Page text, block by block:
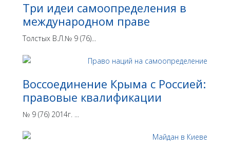
Три идеи самоопределения в
международном праве
Толстых В.Л.№ 9 (76)...
Воссоединение Крыма с Россией:
правовые квалификации
№ 9 (76) 2014г. ...